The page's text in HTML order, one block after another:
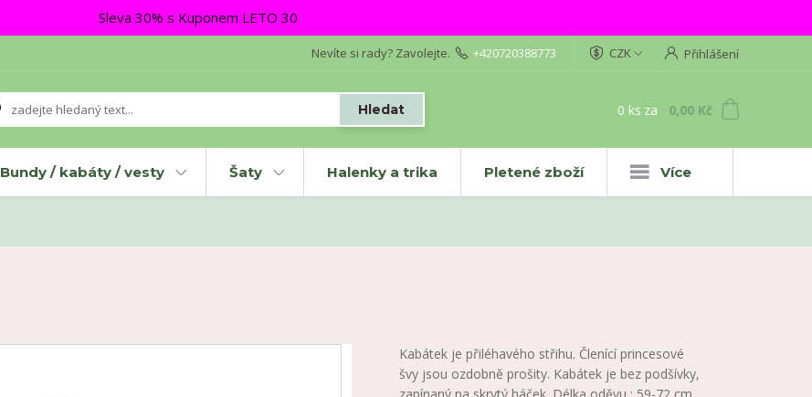
Sleva 30% s Kuponem LETO 30
CZK Přihlášení
Hledat
Nevíte si rady? Zavolejte. +420720388773
0 ks za 0,00 Kč
Bundy / kabáty / vesty Šaty Halenky a trika Pletené zboží Více
Kabátek je přiléhavého střihu. Členící princesové
švy jsou ozdobně prošity. Kabátek je bez podšívky,